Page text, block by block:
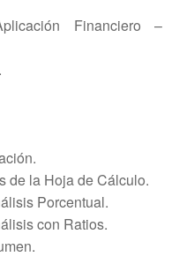
Financiero –
de la Hoja de Cálculo.
Porcentual.
con Ratios.